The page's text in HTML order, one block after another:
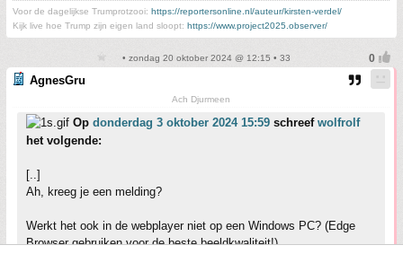
Voor de dagelijkse Trumprotzooi: https://reportersonline.nl/auteur/kirsten-verdel/
Kijk live hoe Trump zijn eigen land sloopt: https://www.project2025.observer/
• zondag 20 oktober 2024 @ 12:15 • 33
AgnesGru
Ach Djurmeen
Op donderdag 3 oktober 2024 15:59 schreef wolfrolf
het volgende:
[..]
Ah, kreeg je een melding?
Werkt het ook in de webplayer niet op een Windows PC? (Edge
Browser gebruiken voor de beste beeldkwaliteit!)